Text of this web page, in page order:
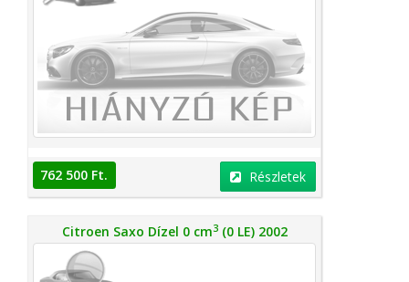
762 500 Ft. Részletek
Citroen Saxo Dízel 0 cm3(0 LE) 2002